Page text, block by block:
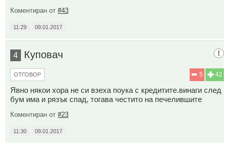
Коментиран от #43
11:29 09.01.2017
4 Куповач
42
5
ОТГОВОР
Явно някои хора не си взеха поука с кредитите.винаги след
бум има и рязък спад, тогава честито на печелившите
Коментиран от #23
11:30 09.01.2017